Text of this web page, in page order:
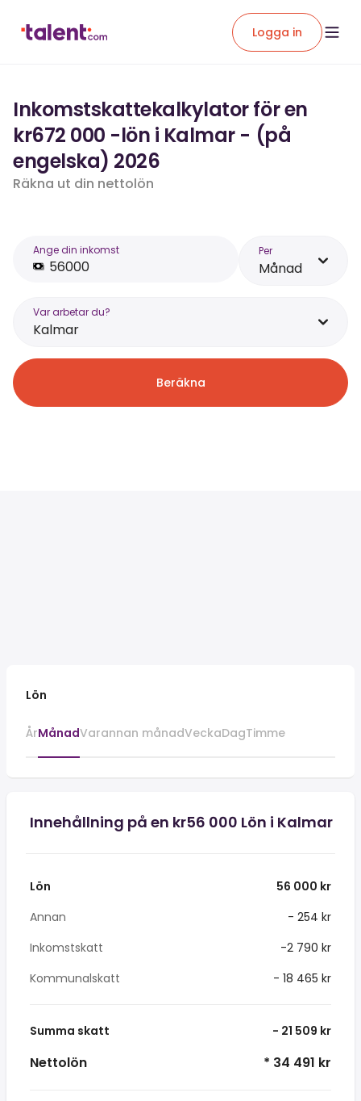
Logga in
Inkomstskattekalkylator för en
kr672 000 -lön i Kalmar - (på
engelska) 2026
Räkna ut din nettolön
Ange din inkomst Per
Månad
Var arbetar du?
Kalmar
Beräkna
Lön
ÅrMånadVarannan månadVeckaDagTimme
Innehållning på en kr56 000 Lön i Kalmar
Lön
56 000 kr
Annan
- 254 kr
Inkomstskatt
-2 790 kr
Kommunalskatt
- 18 465 kr
Summa skatt - 21 509 kr
Nettolön * 34 491 kr